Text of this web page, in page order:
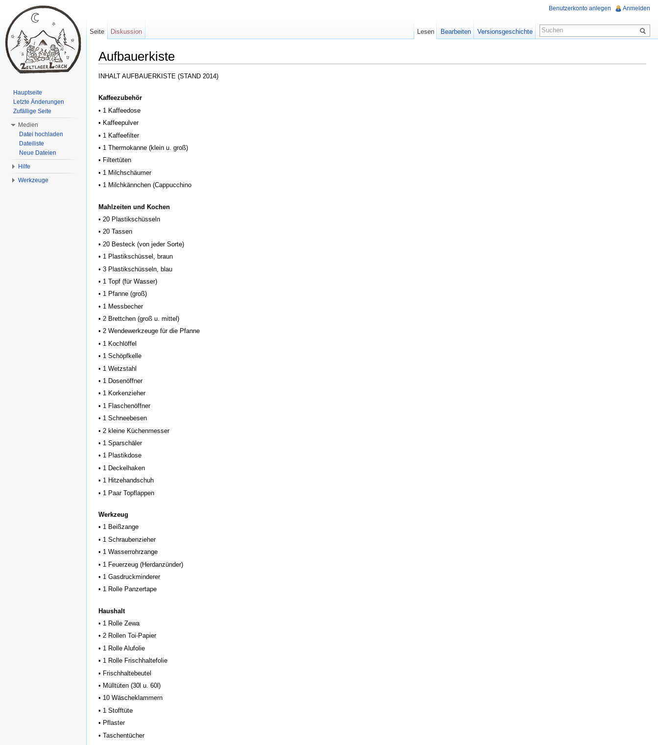
Aufbauerkiste
INHALT AUFBAUERKISTE (STAND 2014)
Kaffeezubehör
• 1 Kaffeedose
• Kaffeepulver
• 1 Kaffeefilter
• 1 Thermokanne (klein u. groß)
• Filtertüten
• 1 Milchschäumer
• 1 Milchkännchen (Cappucchino
Mahlzeiten und Kochen
• 20 Plastikschüsseln
• 20 Tassen
• 20 Besteck (von jeder Sorte)
• 1 Plastikschüssel, braun
• 3 Plastikschüsseln, blau
• 1 Topf (für Wasser)
• 1 Pfanne (groß)
• 1 Messbecher
• 2 Brettchen (groß u. mittel)
• 2 Wendewerkzeuge für die Pfanne
• 1 Kochlöffel
• 1 Schöpfkelle
• 1 Wetzstahl
• 1 Dosenöffner
• 1 Korkenzieher
• 1 Flaschenöffner
• 1 Schneebesen
• 2 kleine Küchenmesser
• 1 Sparschäler
• 1 Plastikdose
• 1 Deckelhaken
• 1 Hitzehandschuh
• 1 Paar Topflappen
Werkzeug
• 1 Beißzange
• 1 Schraubenzieher
• 1 Wasserrohrzange
• 1 Feuerzeug (Herdanzünder)
• 1 Gasdruckminderer
• 1 Rolle Panzertape
Haushalt
• 1 Rolle Zewa
• 2 Rollen Toi-Papier
• 1 Rolle Alufolie
• 1 Rolle Frischhaltefolie
• Frischhaltebeutel
• Mülltüten (30l u. 60l)
• 10 Wäscheklammern
• 1 Stofftüte
• Pflaster
• Taschentücher
Benutzerkonto anlegen Anmelden
Seite Diskussion Lesen Bearbeiten Versionsgeschichte
Hauptseite
Letzte Änderungen
Zufällige Seite
Medien
Datei hochladen
Dateiliste
Neue Dateien
Hilfe
Werkzeuge